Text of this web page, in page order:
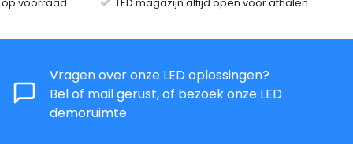
Vragen over onze LED oplossingen?
Bel of mail gerust, of bezoek onze LED
demoruimte